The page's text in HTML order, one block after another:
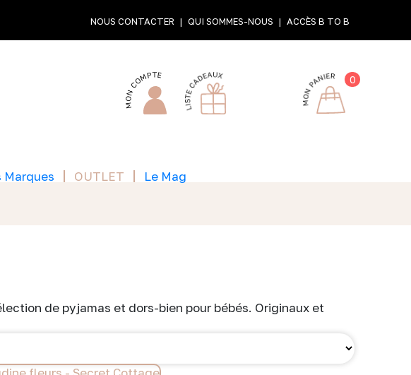
NOUS CONTACTER QUI SOMMES-NOUS ACCÈS B TO B
0
Marques OUTLET
Le Mag
de pyjamas et dors-bien pour bébés. Originaux et